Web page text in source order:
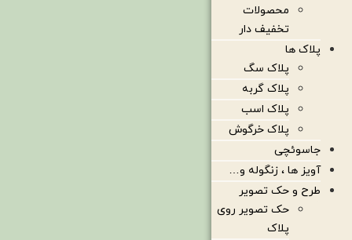
محصولات
تخفیف دار
پلاک ها
پلاک سگ
پلاک گربه
پلاک اسب
پلاک خرگوش
جاسوئچی
آویز ها ، زنگوله و…
طرح و حک تصویر
حک تصویر روی
پلاک